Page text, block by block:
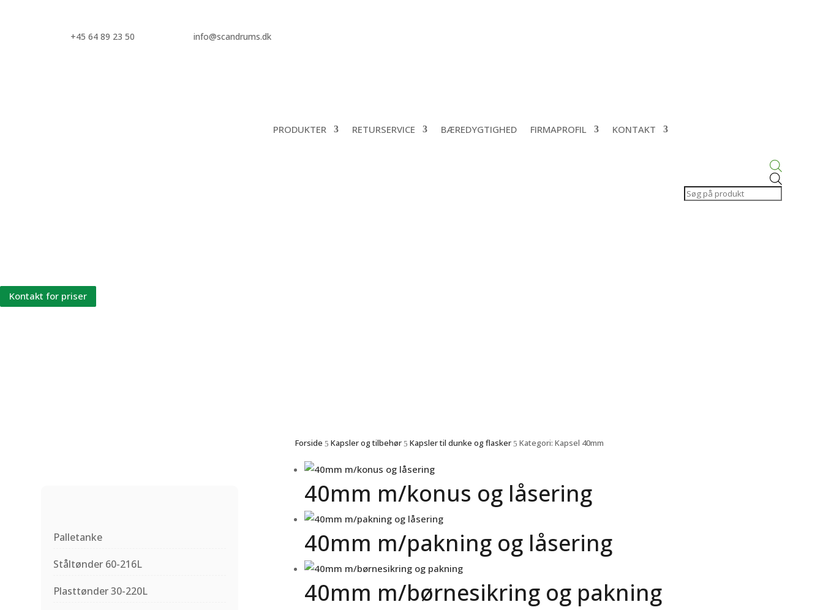
+45 64 89 23 50 info@scandrums.dk
PRODUKTER RETURSERVICE BÆREDYGTIGHED FIRMAPROFIL KONTAKT
Products
search
Kontakt for priser
Palletanke
Ståltønder 60-216L
Plasttønder 30-220L
Forside 5 Kapsler og tilbehør 5 Kapsler til dunke og flasker 5 Kategori: Kapsel 40mm
40mm m/konus og låsering
40mm m/pakning og låsering
40mm m/børnesikring og pakning